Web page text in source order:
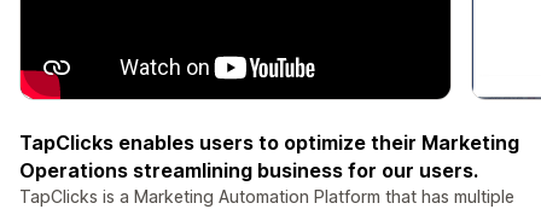
TapClicks enables users to optimize their Marketing
Operations streamlining business for our users.
TapClicks is a Marketing Automation Platform that has multiple